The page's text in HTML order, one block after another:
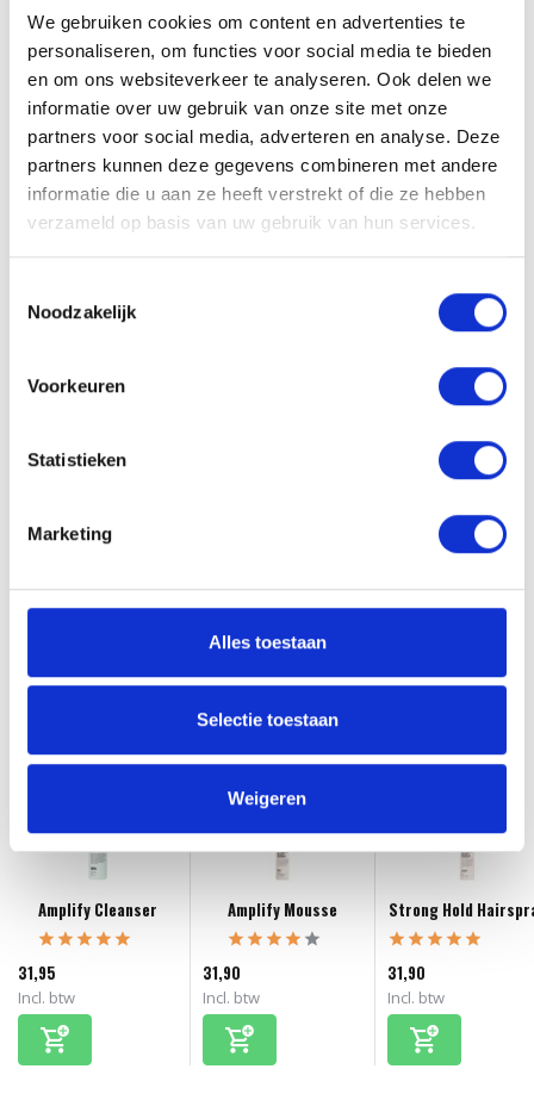
We gebruiken cookies om content en advertenties te
personaliseren, om functies voor social media te bieden
en om ons websiteverkeer te analyseren. Ook delen we
informatie over uw gebruik van onze site met onze
partners voor social media, adverteren en analyse. Deze
partners kunnen deze gegevens combineren met andere
informatie die u aan ze heeft verstrekt of die ze hebben
verzameld op basis van uw gebruik van hun services.
Noodzakelijk
Voorkeuren
Statistieken
Marketing
Alles toestaan
Selectie toestaan
Weigeren
luchtig, vol effect.
Ingrediënten
Aqua (Water, Eau), Sodium C14-16 Olefin Sulfonate, Cocamidopropyl
Betaine, Sodium Chloride, Sodium Benzoate, PEG-40 Hydrogenated
Castor Oil, Citric Acid, Propylene Glycol, Panthenol, Polyquaternium-
10, PEG-55 Propylene Glycol Oleate, Camellia Sinensis Leaf Extract,
Citrus Aurantifolia (Lime) Fruit Extract, Linalool, Limonene, Parfum
*Ingrediënten en verpakking kunnen wijzigen. Raadpleeg steeds de
verpakking voor de meest actuele informatie.
4,5 – 5,0
Wil je weten of dit product bij je past? Of hoe je het moet gebruiken?
Onze kappers helpen je graag verder!
Stuur ons een mailtje
Gerelateerde producten
Amplify Cleanser
31,95
Incl. btw
Amplify Mousse
31,90
Incl. btw
Strong Hold
31,90
Incl. btw